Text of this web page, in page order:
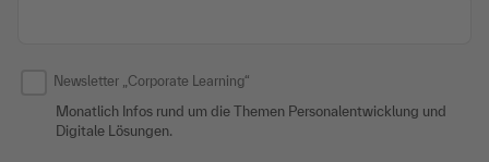
Newsletter „Corporate Learning“
Monatlich Infos rund um die Themen Personalentwicklung und
Digitale Lösungen.